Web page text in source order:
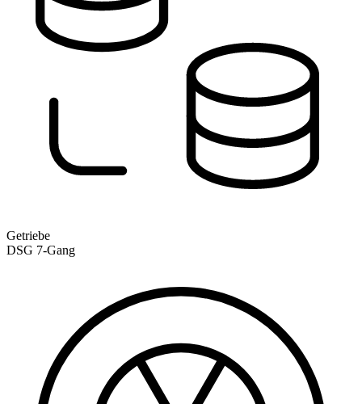
Getriebe
DSG 7-Gang